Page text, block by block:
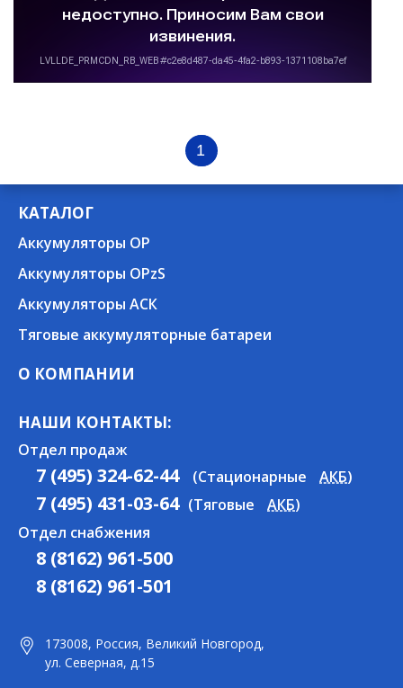
1
КАТАЛОГ
Аккумуляторы OP
Аккумуляторы OPzS
Аккумуляторы АСК
Тяговые аккумуляторные батареи
О КОМПАНИИ
НАШИ КОНТАКТЫ:
Отдел продаж
7 (495) 324-62-44 (Стационарные АКБ)
7 (495) 431-03-64 (Тяговые АКБ)
Отдел снабжения
8 (8162) 961-500
8 (8162) 961-501
173008, Россия, Великий Новгород,
ул. Северная, д.15